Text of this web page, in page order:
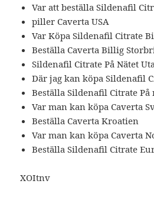
Var att beställa Sildenafil
piller Caverta USA
Var Köpa Sildenafil Citrate
Beställa Caverta Billig
Sildenafil Citrate På Nätet
Där jag kan köpa Sildenafil
Beställa Sildenafil Citrate
Var man kan köpa Caverta
Beställa Caverta Kroatien
Var man kan köpa Caverta
Beställa Sildenafil Citrate
XOItnv